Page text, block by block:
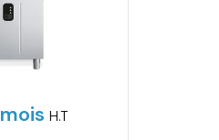
H.T